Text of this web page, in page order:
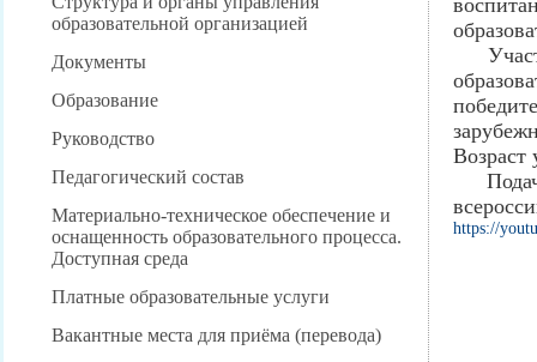
образовательной организацией
Документы
Образование
Руководство
Педагогический состав
Материально-техническое обеспечение и
оснащенность образовательного процесса.
Доступная среда
Платные образовательные услуги
Вакантные места для приёма (перевода)
Возраст
https://